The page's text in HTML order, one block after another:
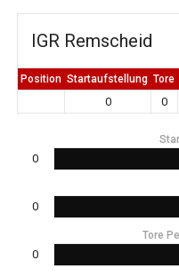
IGR Remscheid
Position Startaufstellung Tore
0 0
0
0
Tore
0